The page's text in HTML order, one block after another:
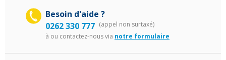
Besoin d'aide ?
0262 330 777 (appel non surtaxé)
à ou contactez-nous via notre formulaire